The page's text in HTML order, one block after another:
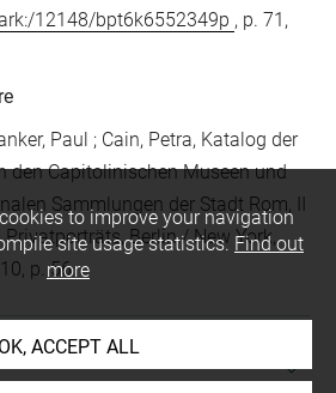
12148/bpt6k6552349p , p. 71,
Paul ; Cain, Petra, Katalog der
den Capitolinischen Museen und
Sammlungen der Stadt Rom, II
Berlin / New York,
p. 56
to improve your navigation
site usage statistics. Find out
more
OK, ACCEPT ALL